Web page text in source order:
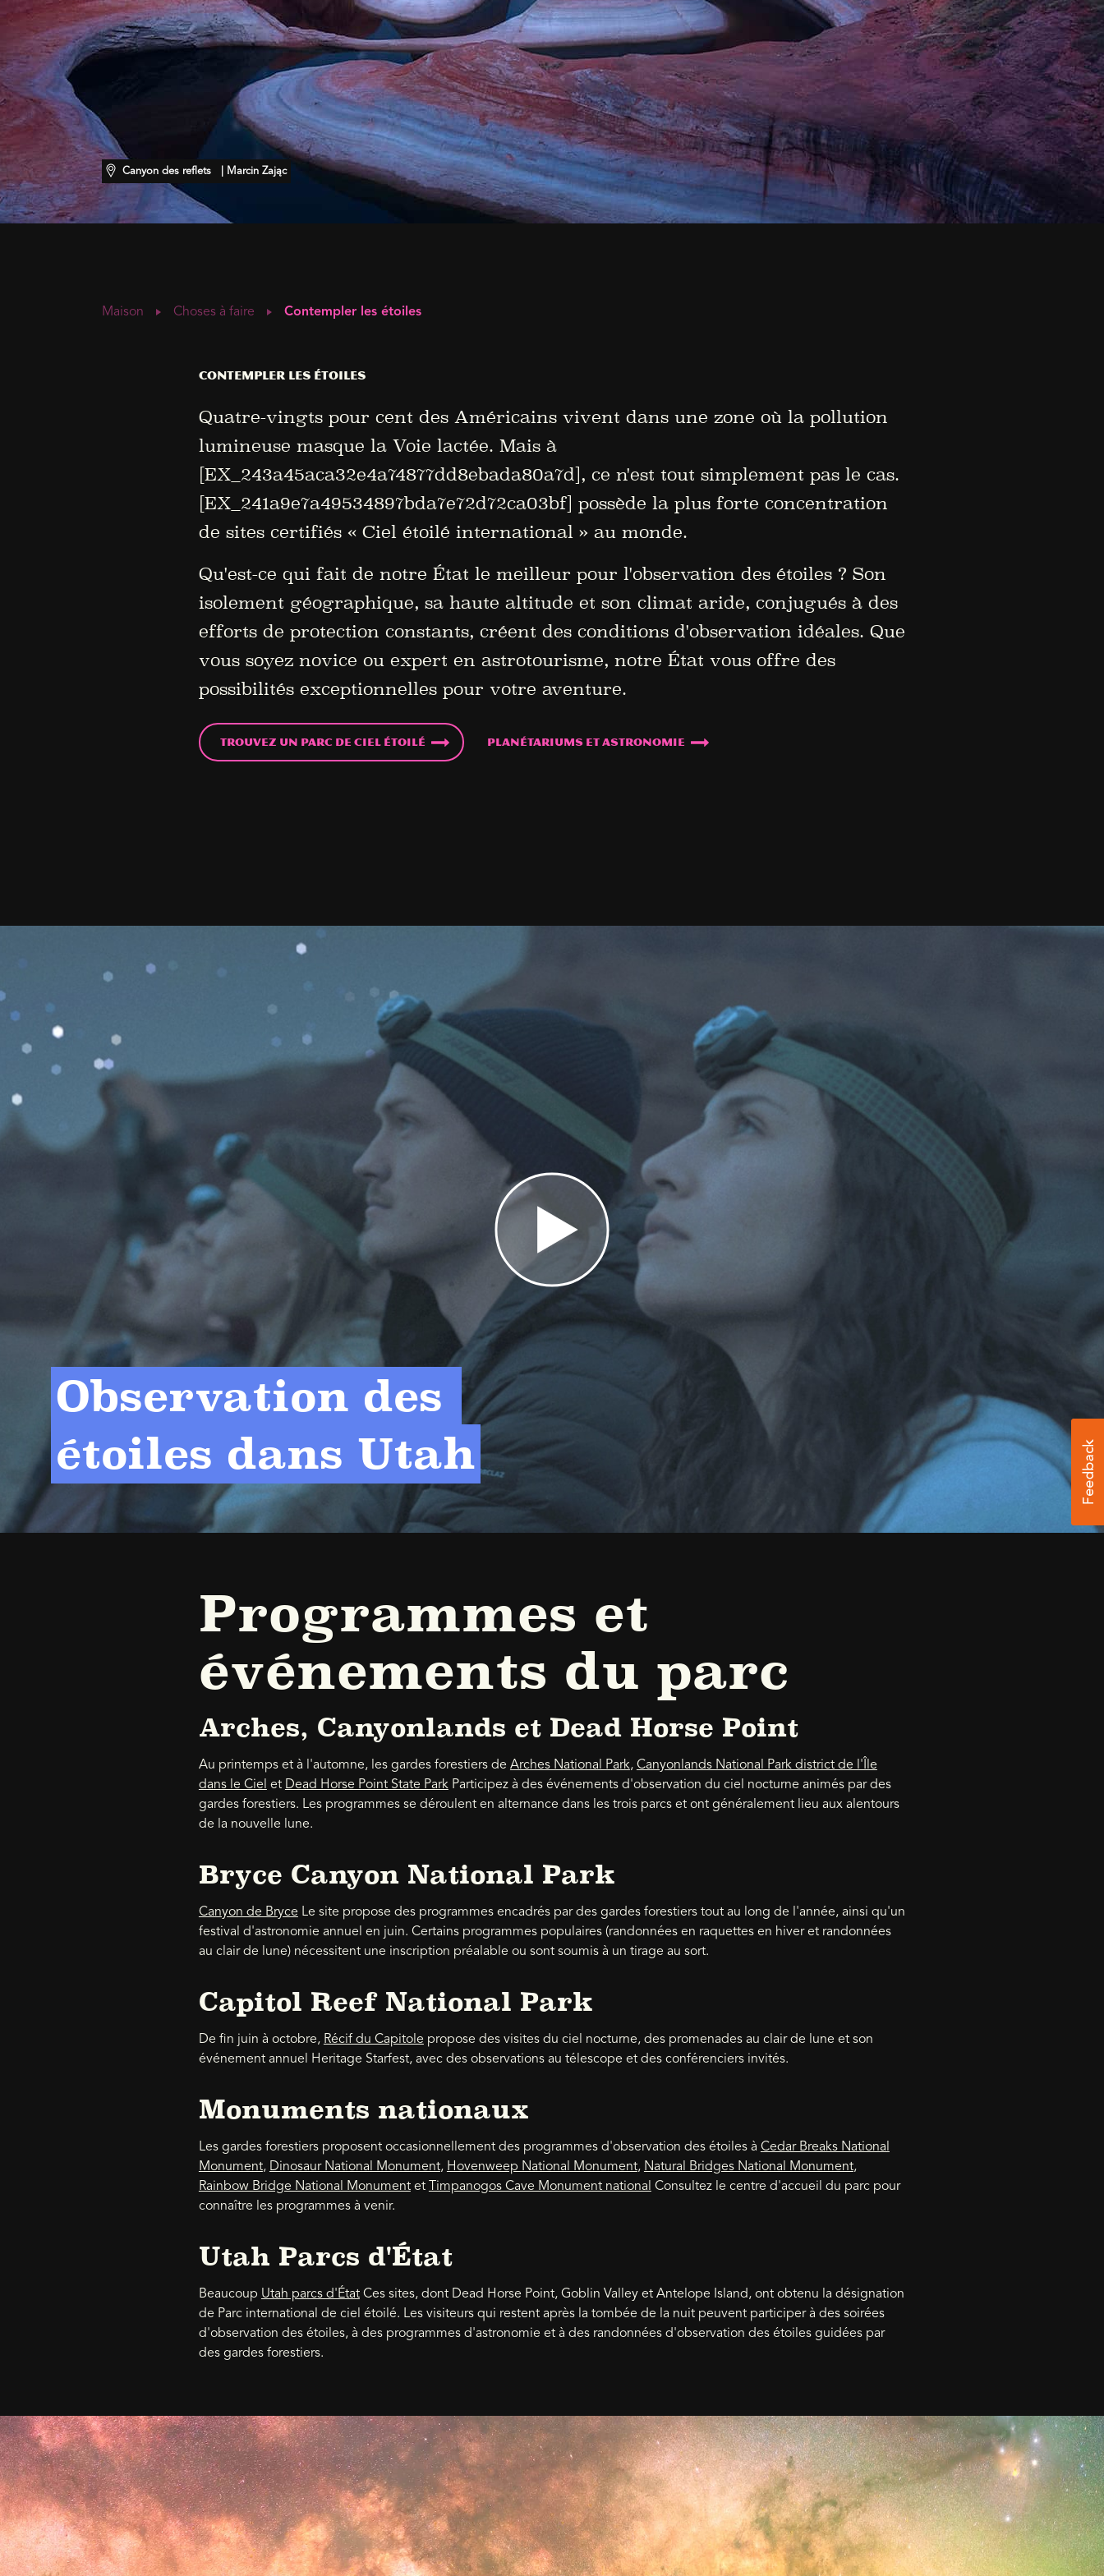
Canyon des reflets | Marcin Zając
Maison Choses à faire Contempler les étoiles
Contempler les étoiles
Quatre-vingts pour cent des Américains vivent dans une zone où la pollution
lumineuse masque la Voie lactée. Mais à
[EX_243a45aca32e4a74877dd8ebada80a7d], ce n'est tout simplement pas le cas.
[EX_241a9e7a49534897bda7e72d72ca03bf] possède la plus forte concentration
de sites certifiés « Ciel étoilé international » au monde.
Qu'est-ce qui fait de notre État le meilleur pour l'observation des étoiles ? Son
isolement géographique, sa haute altitude et son climat aride, conjugués à des
efforts de protection constants, créent des conditions d'observation idéales. Que
vous soyez novice ou expert en astrotourisme, notre État vous offre des
possibilités exceptionnelles pour votre aventure.
Trouvez un parc de ciel étoilé Planétariums et astronomie
Observation des
étoiles dans Utah
Programmes et
événements du parc
Arches, Canyonlands et Dead Horse Point
Au printemps et à l'automne, les gardes forestiers de Arches National Park, Canyonlands National Park district de l'Île
dans le Ciel et Dead Horse Point State ParkParticipez à des événements d'observation du ciel nocturne animés par des
gardes forestiers. Les programmes se déroulent en alternance dans les trois parcs et ont généralement lieu aux alentours
de la nouvelle lune.
Bryce Canyon National Park
Canyon de Bryce Le site propose des programmes encadrés par des gardes forestiers tout au long de l'année, ainsi qu'un
festival d'astronomie annuel en juin. Certains programmes populaires (randonnées en raquettes en hiver et randonnées
au clair de lune) nécessitent une inscription préalable ou sont soumis à un tirage au sort.
Capitol Reef National Park
De fin juin à octobre, Récif du Capitole propose des visites du ciel nocturne, des promenades au clair de lune et son
événement annuel Heritage Starfest, avec des observations au télescope et des conférenciers invités.
Monuments nationaux
Les gardes forestiers proposent occasionnellement des programmes d'observation des étoiles à Cedar Breaks National
Monument, Dinosaur National Monument, Hovenweep National Monument, Natural Bridges National Monument,
Rainbow Bridge National Monumentet Timpanogos Cave Monument national Consultez le centre d'accueil du parc pour
connaître les programmes à venir.
Utah Parcs d'État
Beaucoup Utah parcs d'ÉtatCes sites, dont Dead Horse Point, Goblin Valley et Antelope Island, ont obtenu la désignation
de Parc international de ciel étoilé. Les visiteurs qui restent après la tombée de la nuit peuvent participer à des soirées
d'observation des étoiles, à des programmes d'astronomie et à des randonnées d'observation des étoiles guidées par
des gardes forestiers.